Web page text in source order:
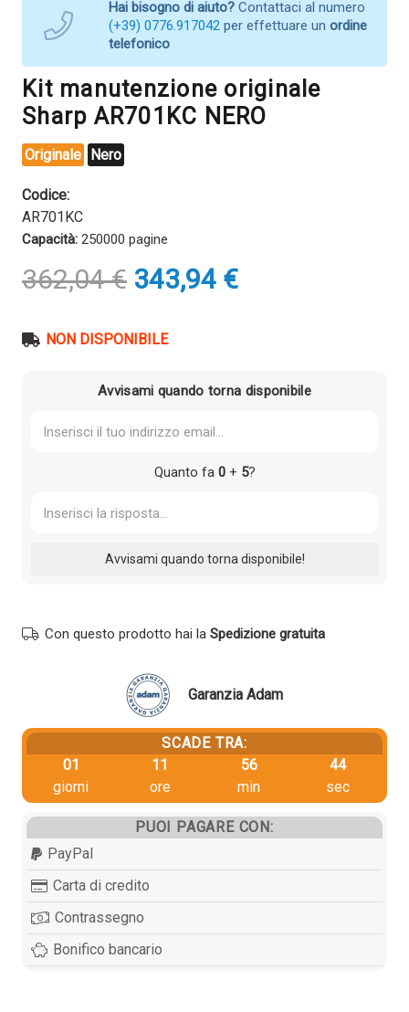
Hai bisogno di aiuto? Contattaci al numero
(+39) 0776.917042 per effettuare un ordine
telefonico
Kit manutenzione originale
Sharp AR701KC NERO
Originale Nero
Codice:
AR701KC
Capacità: 250000 pagine
362,04€ Il
prezzo
era:
343,94 €Il
prezzo
NON DISPONIBILE
Avvisami quando torna disponibile
Quanto fa 0+ 5?
Con questo prodotto hai la Spedizione gratuita
Garanzia Adam
SCADE TRA:
01
giorni
11
ore
56
min
43
sec
PUOI PAGARE CON:
PayPal
Carta di credito
Contrassegno
Bonifico bancario